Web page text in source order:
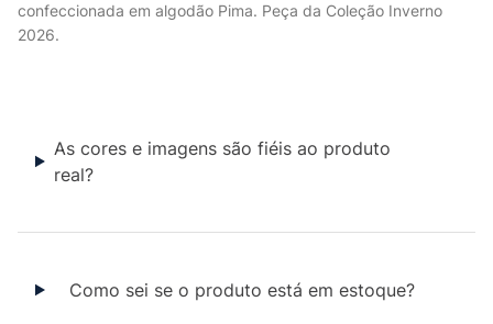
confeccionada em algodão Pima. Peça da Coleção Inverno
2026.
As cores e imagens são fiéis ao produto
real?
Como sei se o produto está em estoque?